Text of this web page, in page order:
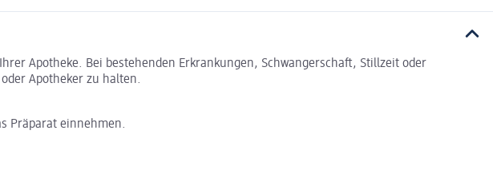
Apotheke. Bei bestehenden Erkrankungen, Schwangerschaft, Stillzeit oder
Apotheker zu halten.
Präparat einnehmen.